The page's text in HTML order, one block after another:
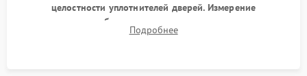
целостности уплотнителей дверей. Измерение
сопротивления обмоток мотора, проверка термостата и
считывание кодов ошибок с электронного дисплея.
Подробнее